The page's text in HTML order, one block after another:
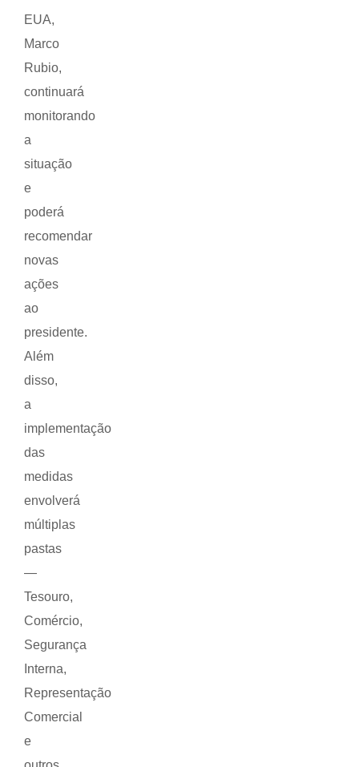
EUA,
Marco
Rubio,
continuará
monitorando
a
situação
e
poderá
recomendar
novas
ações
ao
presidente.
Além
disso,
a
implementação
das
medidas
envolverá
múltiplas
pastas
—
Tesouro,
Comércio,
Segurança
Interna,
Representação
Comercial
e